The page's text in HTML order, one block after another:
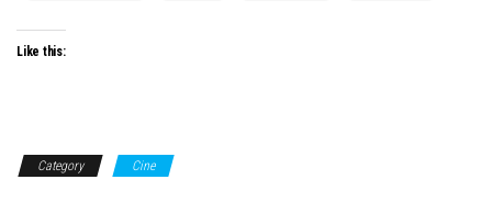
Like this:
Category Cine